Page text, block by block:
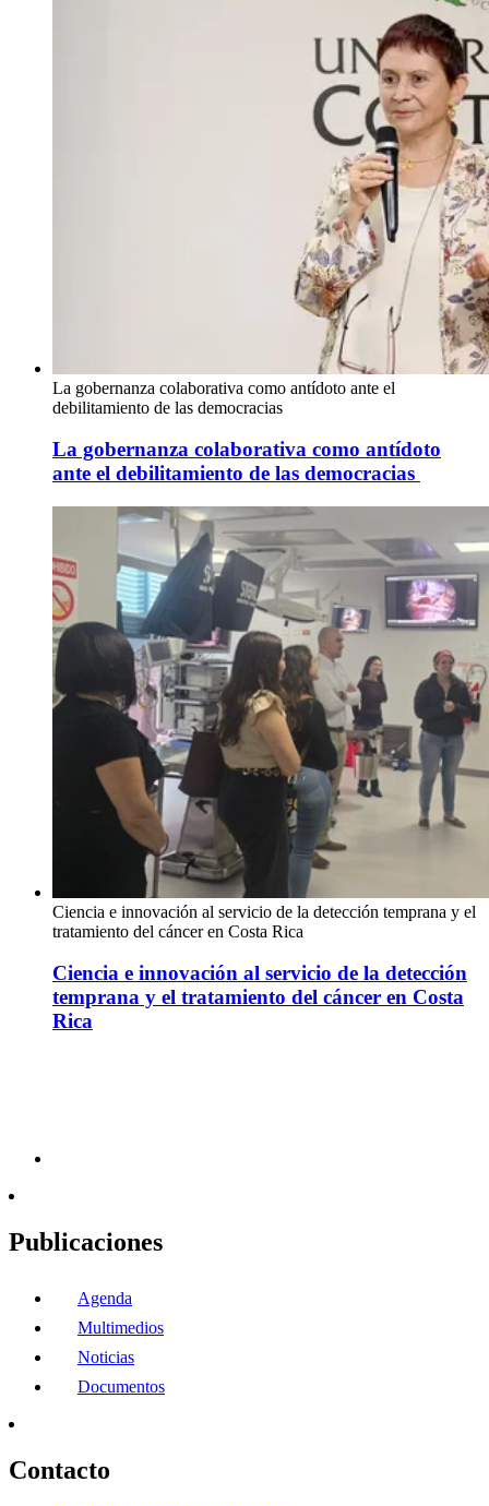
La gobernanza colaborativa como antídoto ante el
debilitamiento de las democracias
La gobernanza colaborativa como antídoto
ante el debilitamiento de las democracias
Ciencia e innovación al servicio de la detección temprana y el
tratamiento del cáncer en Costa Rica
Ciencia e innovación al servicio de la detección
temprana y el tratamiento del cáncer en Costa
Rica
Publicaciones
Agenda
Multimedios
Noticias
Documentos
Contacto